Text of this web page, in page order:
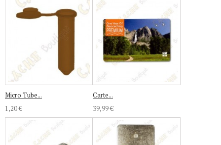
Micro Tube...
1,20 €
Carte...
39,99 €